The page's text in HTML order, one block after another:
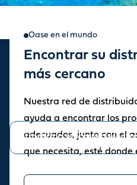
Oase en el mundo
Encontrar su
más cercano
Nuestra red de
ayuda a encontrar los
adecuados, junto con el
que necesita, esté donde
Suscripción a
Manténgase informado sobre